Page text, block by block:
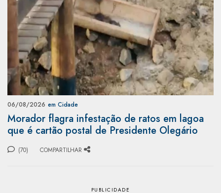
06/08/2026 em Cidade
Morador flagra infestação de ratos em lagoa
que é cartão postal de Presidente Olegário
(70) COMPARTILHAR